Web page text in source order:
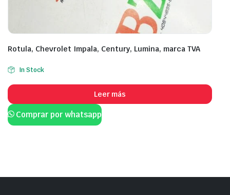
Rotula, Chevrolet Impala, Century, Lumina, marca TVA
In Stock
Leer más
Comprar por whatsapp